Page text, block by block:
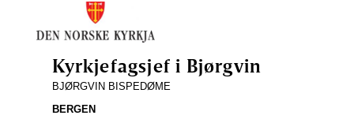
Kyrkjefagsjef i Bjørgvin
BJØRGVIN BISPEDØME
BERGEN